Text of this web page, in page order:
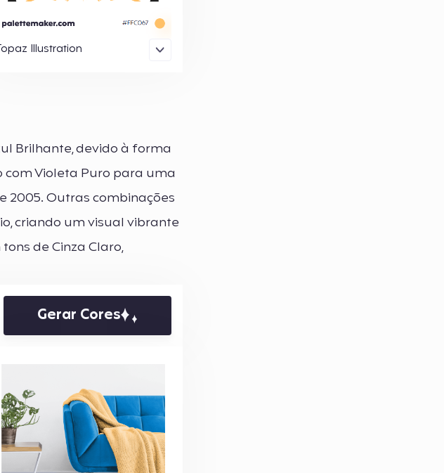
Illustration
Brilhante, devido à forma
com Violeta Puro para uma
2005. Outras combinações
criando um visual vibrante
de Cinza Claro,
Gerar Cores